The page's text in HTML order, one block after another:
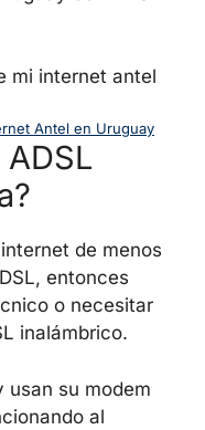
Antel en Uruguay
de menos
entonces
o necesitar
inalámbrico.
usan su modem
al